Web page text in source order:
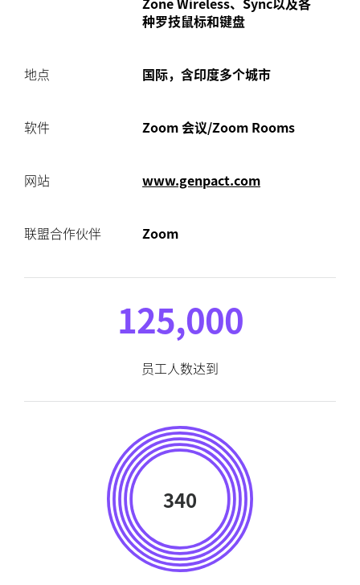
种罗技鼠标和键盘
地点 国际，含印度多个城市
软件 Zoom 会议/Zoom Rooms
网站 www.genpact.com
联盟合作伙伴 Zoom
125,000
员工人数达到
340